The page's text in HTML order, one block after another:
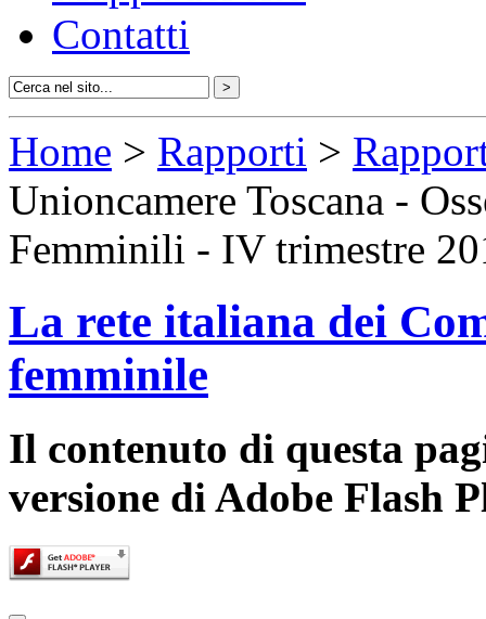
Contatti
Home > Rapporti >
Unioncamere Toscana -
Femminili - IV trimestre
La rete italiana dei
femminile
Il contenuto di questa
versione di Adobe Flash